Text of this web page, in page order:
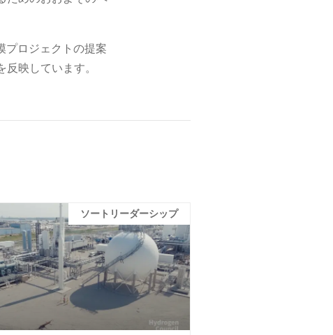
プロジェクトの提案
映しています。
ソートリーダーシップ